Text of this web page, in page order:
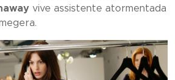
vive assistente atormentada